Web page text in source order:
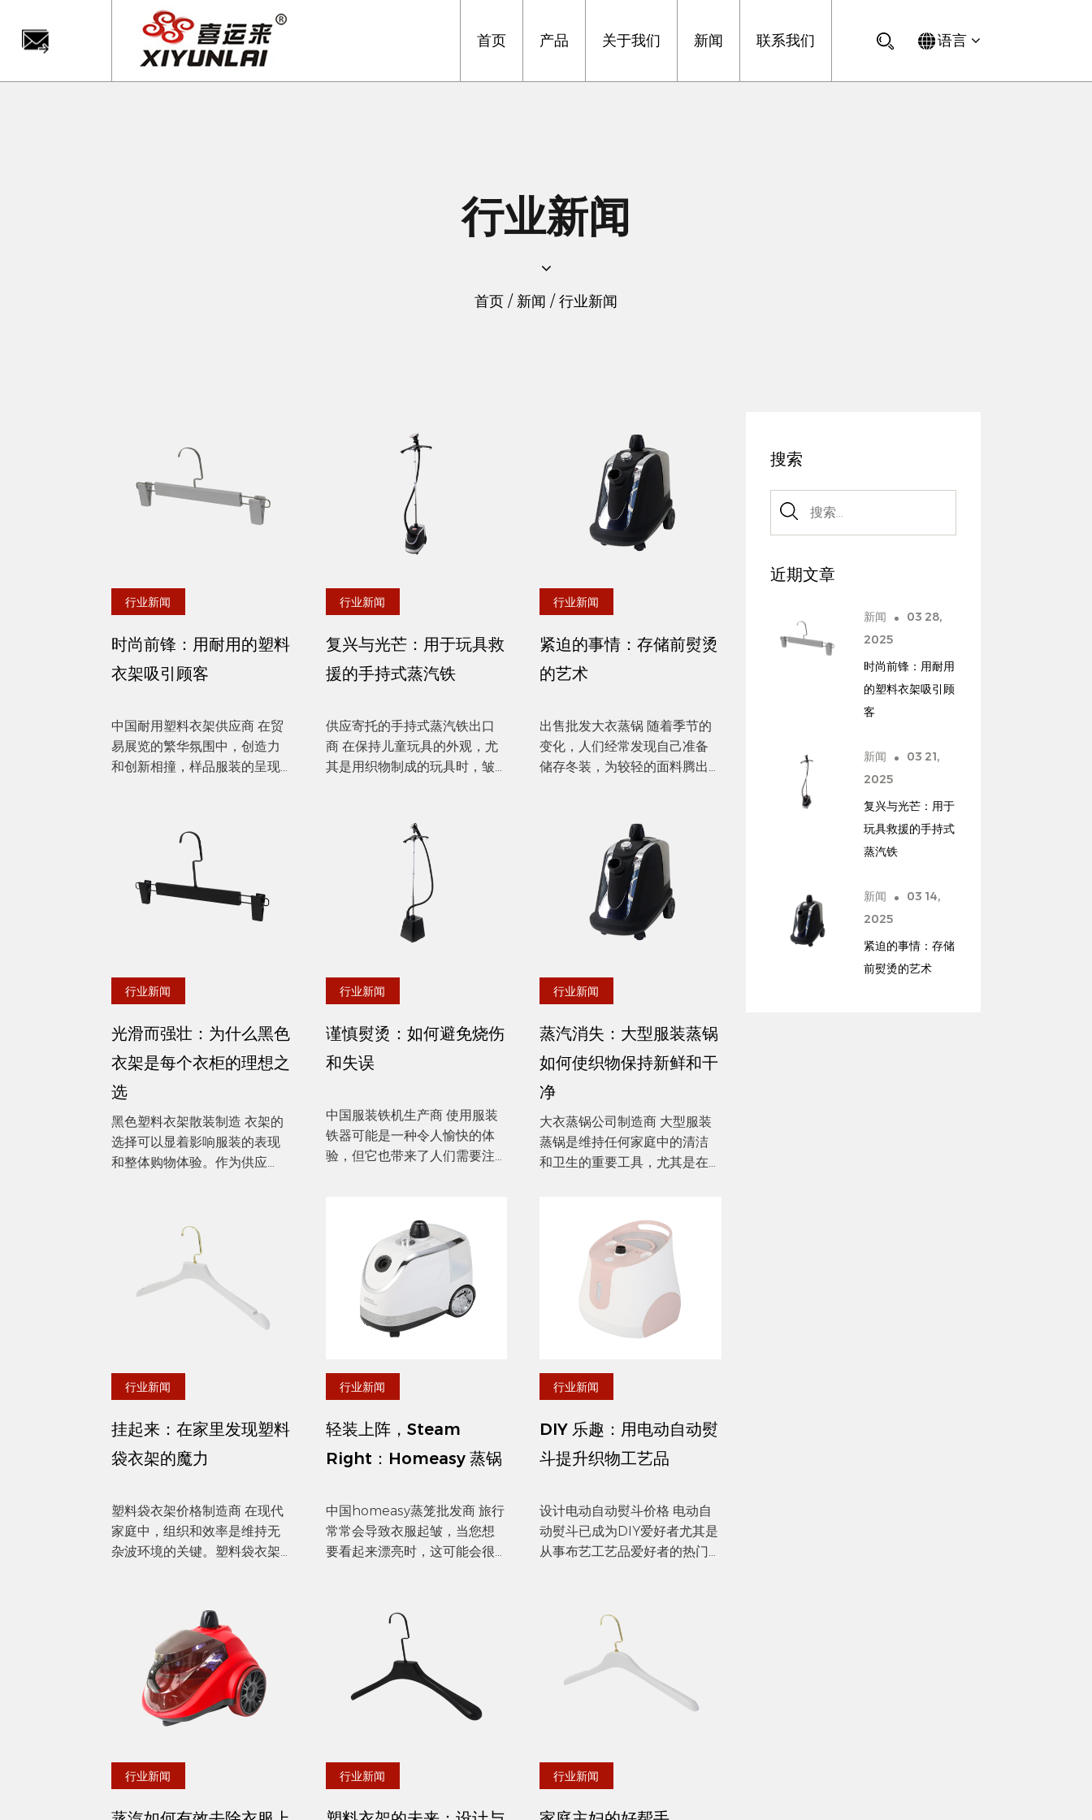
首页 产品 关于我们 新闻 联系我们 语言
行业新闻
首页 / 新闻 / 行业新闻
行业新闻
时尚前锋：用耐用的塑料
衣架吸引顾客
中国耐用塑料衣架供应商 在贸
易展览的繁华氛围中，创造力
和创新相撞，样品服装的呈现
些衣架不仅具有功能目的，而
且还可以增强显示屏的整体美...
行业新闻
复兴与光芒：用于玩具救
援的手持式蒸汽铁
供应寄托的手持式蒸汽铁出口
商 在保持儿童玩具的外观，尤
其是用织物制成的玩具时，皱
变得越快而感到沮丧，从而使
它们看起来不吸引人。解决此
问题的一个有效解决方案是 傲
行业新闻
紧迫的事情：存储前熨烫
的艺术
出售批发大衣蒸锅 随着季节的
变化，人们经常发现自己准备
储存冬装，为较轻的面料腾出
外套处于原始状态。该任务的
工具之一是 大衣蒸锅 。这款方
便的设备不仅消除了皱纹，还...
行业新闻
光滑而强壮：为什么黑色
衣架是每个衣柜的理想之
选
黑色塑料衣架散装制造 衣架的
选择可以显着影响服装的表现
和整体购物体验。作为供应
性。我们库存中最受欢迎的项
这些衣架不仅提供时尚，...
行业新闻
谨慎熨烫：如何避免烧伤
和失误
中国服装铁机生产商 使用服装
铁器可能是一种令人愉快的体
验，但它也带来了人们需要注
皱纹的衣服，并配备了可信赖
的衣服。您将其插入，随着加
热状态，您会感到一种成就
感。但是等等...
行业新闻
蒸汽消失：大型服装蒸锅
如何使织物保持新鲜和干
净
大衣蒸锅公司制造商 大型服装
蒸锅是维持任何家庭中的清洁
和卫生的重要工具，尤其是在
以有效地消毒织物，使其成为
各种应用的多功能设备。在确
保您的衣服和家用纺织品没有
细菌和气味...
行业新闻
挂起来：在家里发现塑料
袋衣架的魔力
塑料袋衣架价格制造商 在现代
家庭中，组织和效率是维持无
杂波环境的关键。塑料袋衣架
以在各个空间中使用，尤其是
在浴室和厨房中，以增强存储
行业新闻
轻装上阵，Steam
Right：Homeasy 蒸锅
中国homeasy蒸笼批发商 旅行
常常会导致衣服起皱，当您想
要看起来漂亮时，这可能会很
可让您的衣服在旅途中保持清
新、无皱。这款手持设备在设
计时考虑到了便携性，使...
行业新闻
DIY 乐趣：用电动自动熨
斗提升织物工艺品
设计电动自动熨斗价格 电动自
动熨斗已成为DIY爱好者尤其是
从事布艺工艺品爱好者的热门
提高了手工项目的整体质量。
自动电动熨斗旨在提供稳定的
热量和蒸汽，使其成为从绗缝
到服装...
行业新闻 行业新闻 行业新闻
搜索
近期文章
新闻
03 28,
2025
时尚前锋：用耐用
的塑料衣架吸引顾
客
新闻
03 21,
2025
复兴与光芒：用于
玩具救援的手持式
蒸汽铁
新闻
03 14,
2025
紧迫的事情：存储
前熨烫的艺术